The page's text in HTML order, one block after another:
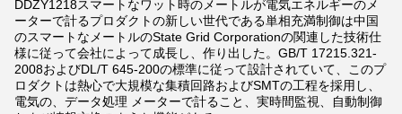
DDZY1218スマートなワット時のメートルが電気エネルギーのメ
ーターで計るプロダクトの新しい世代である単相充満制御は中国
のスマートなメートルのState Grid Corporationの関連した技術仕
様に従って会社によって成長し、作り出した。GB/T 17215.321-
2008およびDL/T 645-200の標準に従って設計されていて、このプ
ロダクトは熱心で大規模な集積回路およびSMTの工程を採用し、
電気の、データ処理 メーターで計ること、実時間監視、自動制御